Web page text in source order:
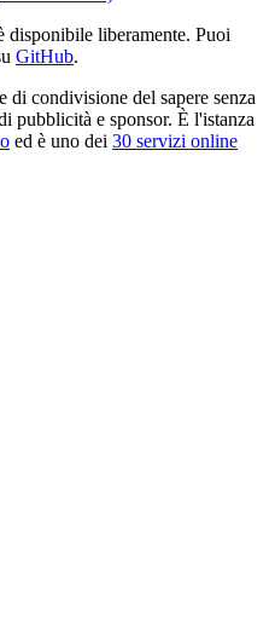
liberamente. Puoi
GitHub.
condivisione del sapere senza
pubblicità e sponsor. È l'istanza
ed è uno dei 30 servizi online